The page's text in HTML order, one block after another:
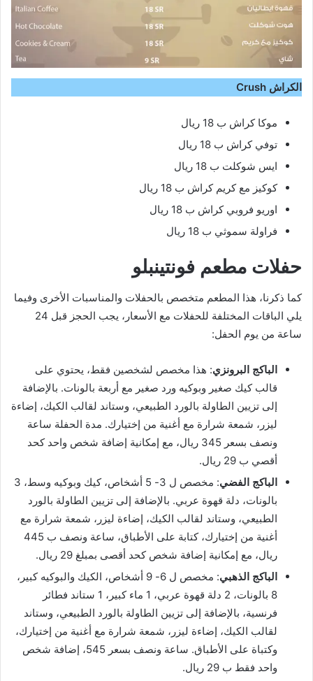
الكراش Crush
موكا كراش ب 18 ريال
توفي كراش ب 18 ريال
ايس شوكلت ب 18 ريال
كوكيز مع كريم كراش ب 18 ريال
اوريو فروبي كراش ب 18 ريال
فراولة سموثي ب 18 ريال
حفلات مطعم فونتينبلو
كما ذكرنا، هذا المطعم متخصص بالحفلات والمناسبات الأخرى وفيما
يلي الباقات المختلفة للحفلات مع الأسعار، يجب الحجز قبل 24
ساعة من يوم الحفل:
الباكج البرونزي: هذا مخصص لشخصين فقط، يحتوي على
قالب كيك صغير وبوكيه ورد صغير مع أربعة بالونات. بالإضافة
إلى تزيين الطاولة بالورد الطبيعي، وستاند لقالب الكيك، إضاءة
ليزر، شمعة شرارة مع أغنية من إختيارك. مدة الحفلة ساعة
ونصف بسعر 345 ريال، مع إمكانية إضافة شخص واحد كحد
أقصي ب 29 ريال.
الباكج الفضي
: مخصص ل 3- 5 أشخاص، كيك وبوكيه وسط، 3
بالونات، دلة قهوة عربي. بالإضافة إلى تزيين الطاولة بالورد
الطبيعي، وستاند لقالب الكيك، إضاءة ليزر، شمعة شرارة مع
أغنية من إختيارك، كتابة على الأطباق، ساعة ونصف ب 445
ريال، مع إمكانية إضافة شخص كحد أقصى بمبلغ 29 ريال.
الباكج الذهبي
: مخصص ل 6- 9 أشخاص، الكيك والبوكيه كبير،
8 بالونات، 2 دلة قهوة عربي، 1 ماء كبير، 1 ستاند فطائر
فرنسية، بالإضافة إلى تزيين الطاولة بالورد الطبيعي، وستاند
لقالب الكيك، إضاءة ليزر، شمعة شرارة مع أغنية من إختيارك،
وكتباة على الأطباق. ساعة ونصف بسعر 545، إضافة شخص
واحد فقط ب 29 ريال.